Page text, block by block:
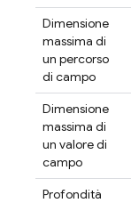
Dimensione
massima di
un percorso
di campo
Dimensione
massima di
un valore di
campo
Profondità